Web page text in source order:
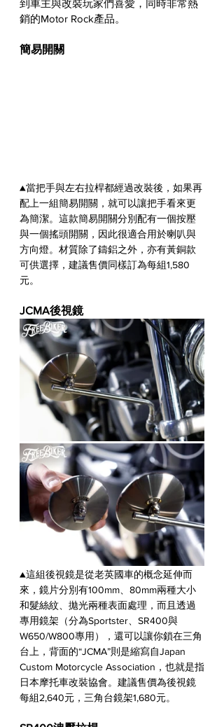
到車主與改裝玩家們喜愛，同時非常熱
銷的Motor Rock產品。
簡易開關
▲當把手與左右拉桿都經過改裝後，如果再
配上一組簡易開關，就可以讓把手看來更
為簡潔。這款簡易開關分別配有一個按壓
與一個搖頭開關，因此很適合用於喇叭與
方向燈。材質除了鑄鋁之外，亦有黃銅款
可供選擇，建議售價同樣訂為每組1,580
元。
JCMA後視鏡
▲這組後視鏡是從老英國車的概念延伸而
來，鏡片分別有100mm、80mm兩種大小
和髮絲紋、拋光兩種表面處理，而且透過
專用鏡架（分為Sportster、SR400與
W650/W800專用），還可以讓你鎖在三角
台上，背面的“JCMA”則是縮寫自Japan
Custom Motorcycle Association，也就是指
日本摩托車改裝協會。建議售價為後視鏡
每組2,640元，三角台鏡架1,680元。